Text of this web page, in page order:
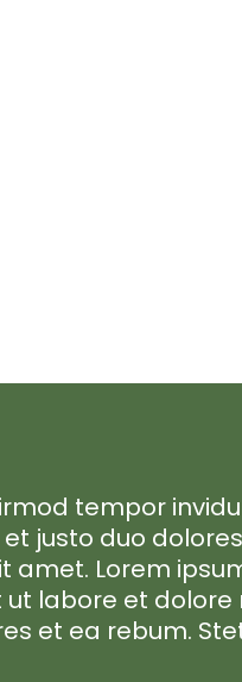
tempor
justo duo
amet. Lorem
labore et
et ea rebum.